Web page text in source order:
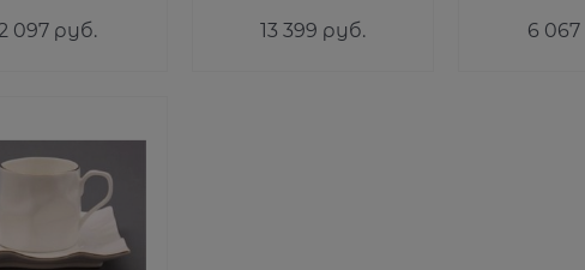
097 руб. 13 399 руб. 6 067